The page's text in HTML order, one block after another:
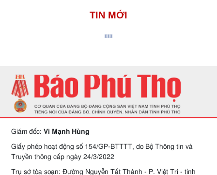
TIN MỚI
Giám đốc: Vi Mạnh Hùng
Giấy phép hoạt động số 154/GP-BTTTT, do Bộ Thông tin và
Truyền thông cấp ngày 24/3/2022
Trụ sở tòa soạn: Đường Nguyễn Tất Thành - P. Việt Trì - tỉnh